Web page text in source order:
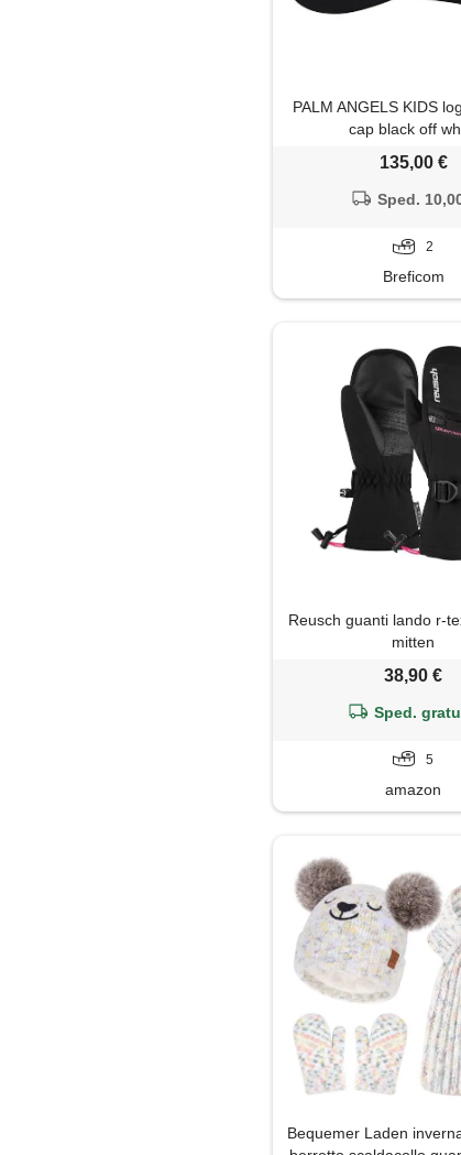
PALM ANGELS KIDS
cap black off
135,00 €
Sped.
2
Breficom
Reusch guanti lando r-
mitten
38,90 €
Sped.
5
amazon
Bequemer Laden